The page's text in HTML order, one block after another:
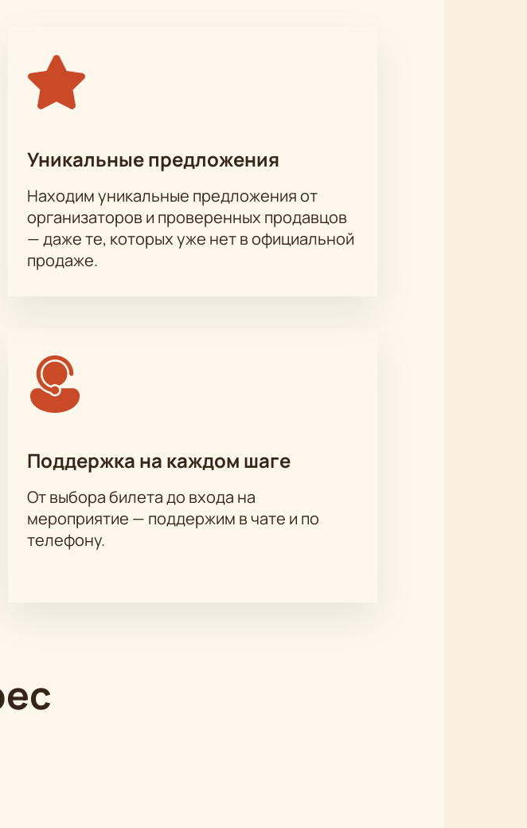
Уникальные предложения
Находим уникальные предложения от
организаторов и проверенных продавцов
— даже те, которых уже нет в официальной
продаже.
Поддержка на каждом шаге
От выбора билета до входа на
мероприятие — поддержим в чате и по
телефону.